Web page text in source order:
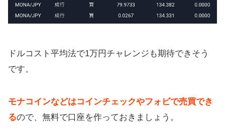
ドルコスト平均法で1万円チャレンジも期待できそう
です。
モナコインなどはコインチェックやフォビで売買でき
るので、無料で口座を作っておきましょう。